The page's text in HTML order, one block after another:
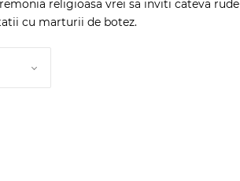
religioasa vrei sa inviti cateva
cu marturii de botez.